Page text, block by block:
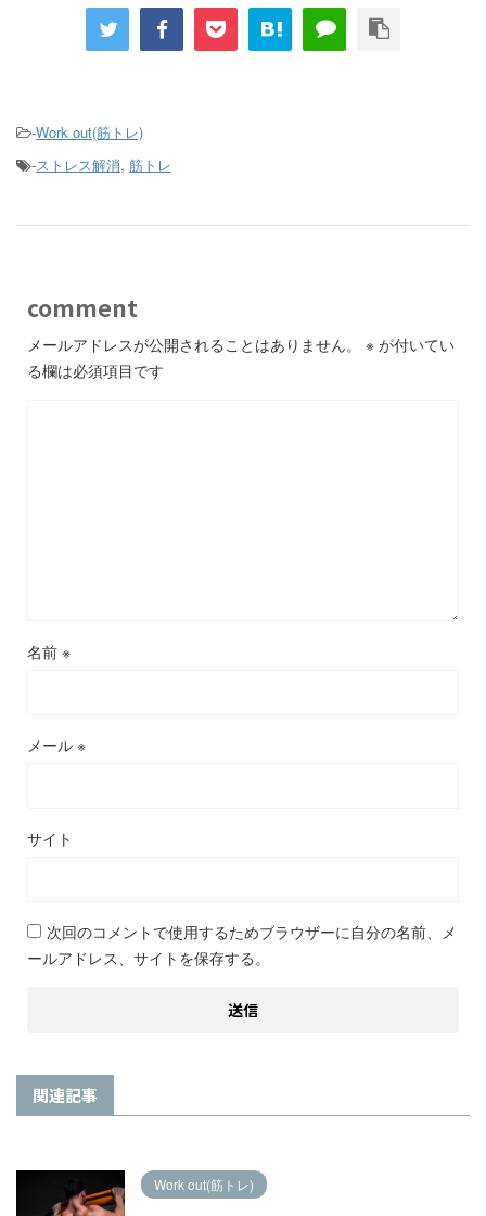
-Work out(筋トレ)
-ストレス解消, 筋トレ
comment
メールアドレスが公開されることはありません。 ※ が付いてい
る欄は必須項目です
名前 ※
メール ※
サイト
次回のコメントで使用するためブラウザーに自分の名前、メ
ールアドレス、サイトを保存する。
関連記事
Work out(筋トレ)